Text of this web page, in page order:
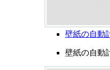
壁紙の自動
壁紙の自動